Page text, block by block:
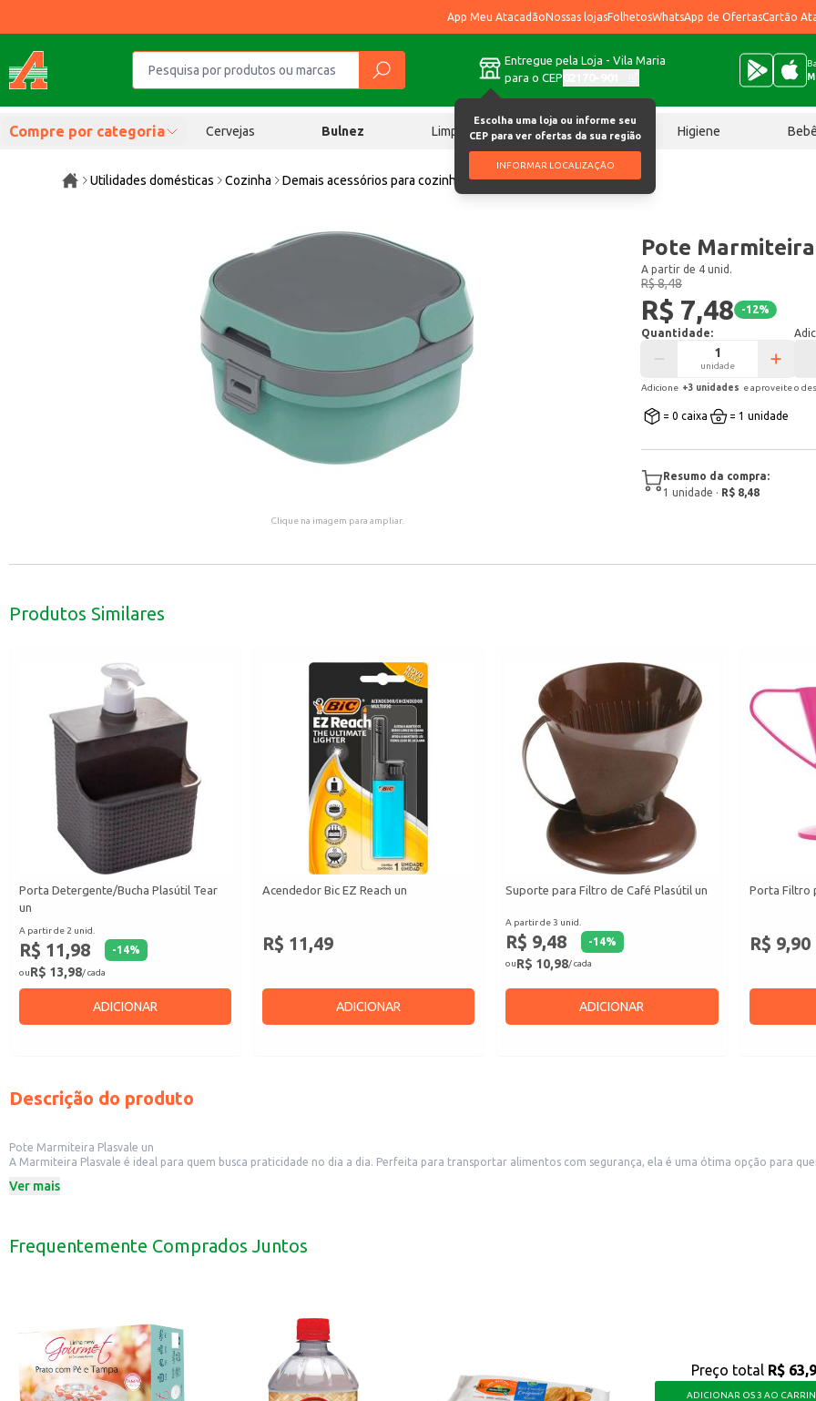
App Meu AtacadãoNossas lojasFolhetosWhatsApp de OfertasCartão
Entregue pela Loja - Vila Maria
para o CEP
Escolha uma loja ou informe seu
CEP para ver ofertas da sua região
INFORMAR LOCALIZAÇÃO
Compre por categoria Cervejas Bulnez Limpeza Chocolates Higiene
Utilidades domésticas Cozinha Demais acessórios para cozinha Pote Marmiteira Plasvale un
Clique na imagem para ampliar.
Pote
A partir de 4 unid.
R$ 8,48
R$ 7,48 -12%
Quantidade:
unidade
Adicione +3 unidades e aproveite o
= 0 caixa = 1 unidade
Resumo da compra:
1 unidade · R$ 8,48
Produtos Similares
Porta Detergente/Bucha Plasútil Tear
un
A partir de 2 unid.
R$ 11,98 -14%
ouR$ 13,98/ cada
ADICIONAR
Acendedor Bic EZ Reach un
R$ 11,49
ADICIONAR
Suporte para Filtro de Café Plasútil un
A partir de 3 unid.
R$ 9,48 -14%
ouR$ 10,98/ cada
ADICIONAR
Porta Filtro
R$ 9,90
Descrição do produto
Pote Marmiteira Plasvale un
A Marmiteira Plasvale é ideal para quem busca praticidade no dia a dia. Perfeita para transportar alimentos com segurança, ela é uma ótima opção para
Dicas de Uso:
A Marmiteira Plasvale é uma solução simples e eficiente para suas necessidades de armazenamento e transporte de alimentos, oferecendo praticidade e
Ver mais
Frequentemente Comprados Juntos
Preço total R$
ADICIONAR OS 3 AO